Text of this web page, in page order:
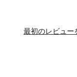
最初のレビュー